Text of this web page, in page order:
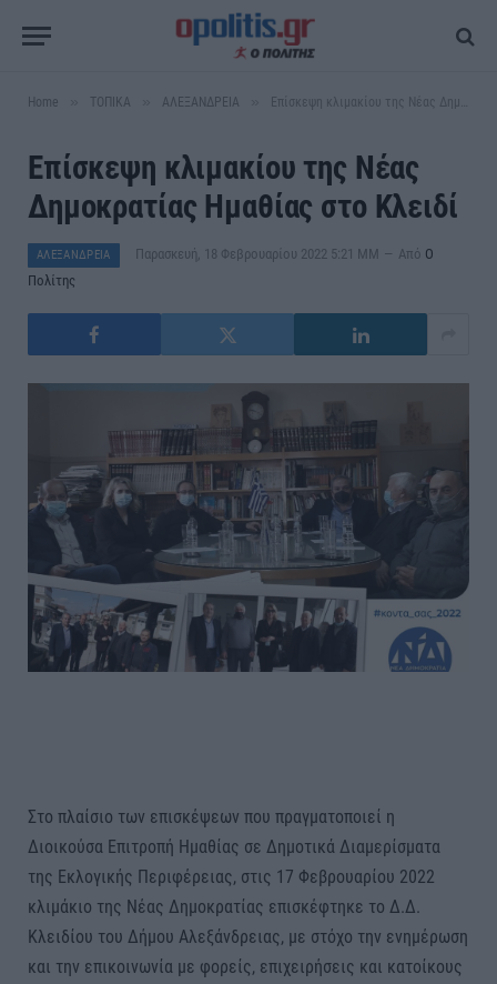
Home ΤΟΠΙΚΑ ΑΛΕΞΑΝΔΡΕΙΑ Επίσκεψη κλιμακίου της Νέας Δημοκρατίας Ημαθίας στο Κλειδί
Επίσκεψη κλιμακίου της Νέας
Δημοκρατίας Ημαθίας στο Κλειδί
ΑΛΕΞΑΝΔΡΕΙΑ Παρασκευή, 18 Φεβρουαρίου 2022 5:21 ΜΜ Από Ο
Πολίτης
Στο πλαίσιο των επισκέψεων που πραγματοποιεί η
Διοικούσα Επιτροπή Ημαθίας σε Δημοτικά Διαμερίσματα
της Εκλογικής Περιφέρειας, στις 17 Φεβρουαρίου 2022
κλιμάκιο της Νέας Δημοκρατίας επισκέφτηκε το Δ.Δ.
Κλειδίου του Δήμου Αλεξάνδρειας, με στόχο την ενημέρωση
και την επικοινωνία με φορείς, επιχειρήσεις και κατοίκους